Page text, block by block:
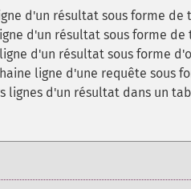
d'un résultat sous forme de
d'un résultat sous forme de
d'un résultat sous forme
ligne d'une requête sous
lignes d'un résultat dans un